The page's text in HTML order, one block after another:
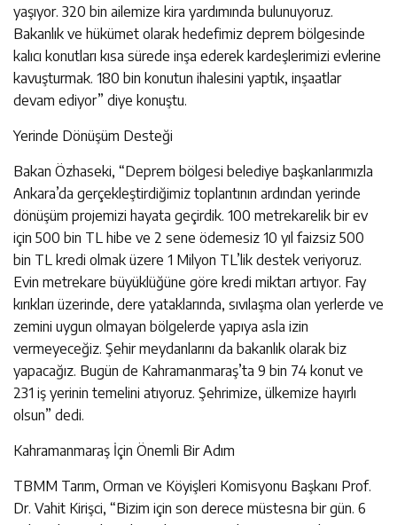
yaşıyor. 320 bin ailemize kira yardımında bulunuyoruz.
Bakanlık ve hükümet olarak hedefimiz deprem bölgesinde
kalıcı konutları kısa sürede inşa ederek kardeşlerimizi evlerine
kavuşturmak. 180 bin konutun ihalesini yaptık, inşaatlar
devam ediyor” diye konuştu.
Yerinde Dönüşüm Desteği
Bakan Özhaseki, “Deprem bölgesi belediye başkanlarımızla
Ankara’da gerçekleştirdiğimiz toplantının ardından yerinde
dönüşüm projemizi hayata geçirdik. 100 metrekarelik bir ev
için 500 bin TL hibe ve 2 sene ödemesiz 10 yıl faizsiz 500
bin TL kredi olmak üzere 1 Milyon TL’lik destek veriyoruz.
Evin metrekare büyüklüğüne göre kredi miktarı artıyor. Fay
kırıkları üzerinde, dere yataklarında, sıvılaşma olan yerlerde ve
zemini uygun olmayan bölgelerde yapıya asla izin
vermeyeceğiz. Şehir meydanlarını da bakanlık olarak biz
yapacağız. Bugün de Kahramanmaraş’ta 9 bin 74 konut ve
231 iş yerinin temelini atıyoruz. Şehrimize, ülkemize hayırlı
olsun” dedi.
Kahramanmaraş İçin Önemli Bir Adım
TBMM Tarım, Orman ve Köyişleri Komisyonu Başkanı Prof.
Dr. Vahit Kirişci, “Bizim için son derece müstesna bir gün. 6